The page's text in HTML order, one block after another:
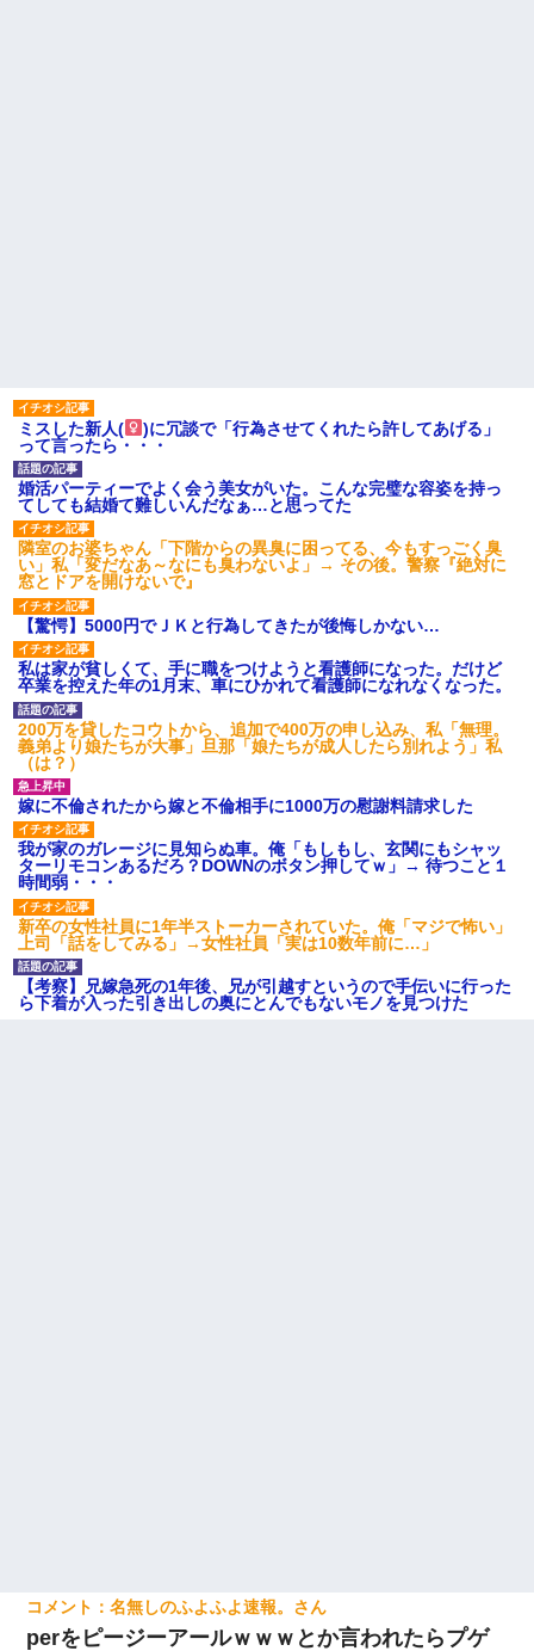
ミスした新人(
)に冗談で「行為させてくれたら許してあげる」
って言ったら・・・
婚活パーティーでよく会う美女がいた。こんな完璧な容姿を持っ
てしても結婚て難しいんだなぁ…と思ってた
隣室のお婆ちゃん「下階からの異臭に困ってる、今もすっごく臭
い」私「変だなあ～なにも臭わないよ」→ その後。警察『絶対に
窓とドアを開けないで』
【驚愕】5000円でＪＫと行為してきたが後悔しかない…
私は家が貧しくて、手に職をつけようと看護師になった。だけど
卒業を控えた年の1月末、車にひかれて看護師になれなくなった。
200万を貸したコウトから、追加で400万の申し込み、私「無理。
義弟より娘たちが大事」旦那「娘たちが成人したら別れよう」私
（は？）
嫁に不倫されたから嫁と不倫相手に1000万の慰謝料請求した
我が家のガレージに見知らぬ車。俺「もしもし、玄関にもシャッ
ターリモコンあるだろ？DOWNのボタン押してｗ」→ 待つこと１
時間弱・・・
新卒の女性社員に1年半ストーカーされていた。俺「マジで怖い」
上司「話をしてみる」→女性社員「実は10数年前に…」
【考察】兄嫁急死の1年後、兄が引越すというので手伝いに行った
ら下着が入った引き出しの奥にとんでもないモノを見つけた
名無しのふよふよ速報。
perをピージーアールｗｗｗとか言われたらプゲ